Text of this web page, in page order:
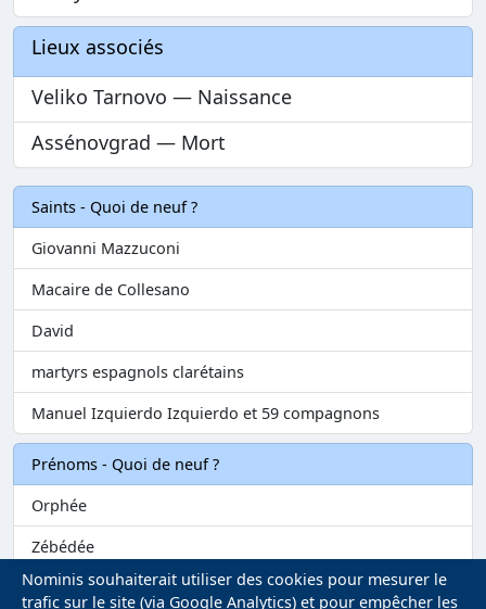
Lieux associés
Veliko Tarnovo — Naissance
Assénovgrad — Mort
Saints - Quoi de neuf ?
Giovanni Mazzuconi
Macaire de Collesano
David
martyrs espagnols clarétains
Manuel Izquierdo Izquierdo et 59 compagnons
Prénoms - Quoi de neuf ?
Orphée
Zébédée
Melvil
Nominis souhaiterait utiliser des cookies pour mesurer le
trafic sur le site (via Google Analytics) et pour empêcher les